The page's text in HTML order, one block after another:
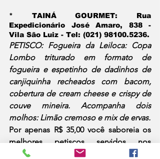
* TAINÁ GOURMET: Rua
Expedicionário José Amaro, 838 -
Vila São Luiz - Tel: (021) 98100.5236.
PETISCO: Fogueira da Leiloca: Copa
Lombo triturado em formato de
fogueira e espetinho de dadinhos de
canjiquinha recheados com bacom,
cobertura de cream cheese e crispy de
couve mineira. Acompanha dois
molhos: Limão cremoso e mix de ervas.
Por apenas R$ 35,00 você saboreia os
melhores petiscos servidos nos
melhores restaurantes da região. Vale à